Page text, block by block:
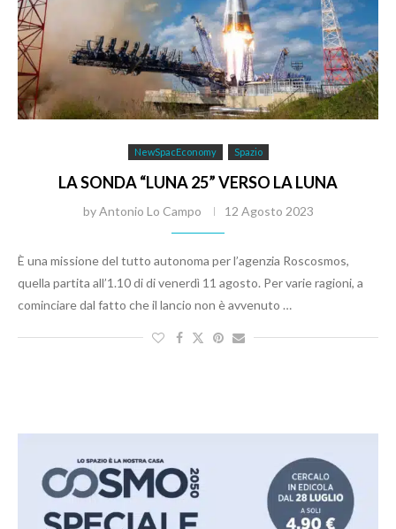
NewSpacEconomy Spazio
LA SONDA “LUNA 25” VERSO LA LUNA
byAntonio Lo Campo 12 Agosto 2023
È una missione del tutto autonoma per l’agenzia Roscosmos,
quella partita all’1.10 di di venerdì 11 agosto. Per varie ragioni, a
cominciare dal fatto che il lancio non è avvenuto …